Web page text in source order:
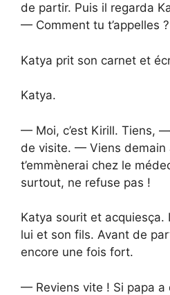
de partir. Puis il regarda
— Comment tu t’appelles ?
Katya prit son carnet et
Katya.
— Moi, c’est Kirill. Tiens,
de visite. — Viens demain
t’emmènerai chez le
surtout, ne refuse pas !
Katya sourit et acquiesça.
lui et son fils. Avant de
encore une fois fort.
— Reviens vite ! Si papa a